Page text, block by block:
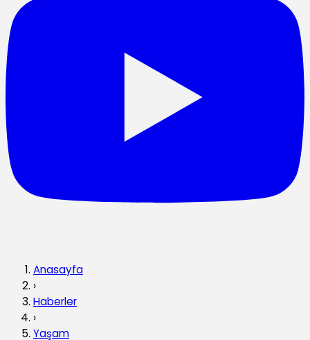
Anasayfa
›
Haberler
›
Yaşam